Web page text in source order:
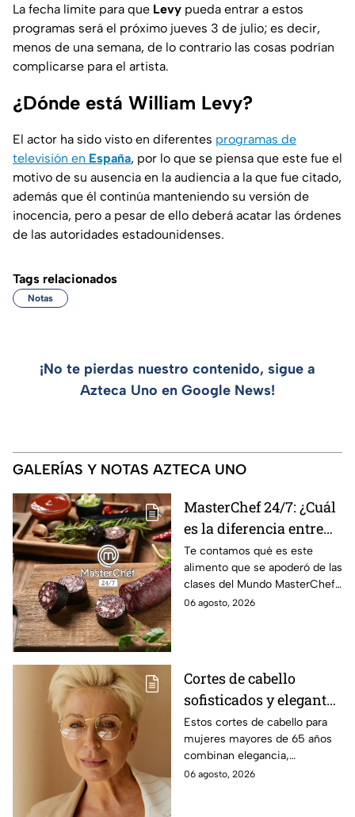
La fecha límite para que Levy pueda entrar a estos
programas será el próximo jueves 3 de julio; es decir,
menos de una semana, de lo contrario las cosas podrían
complicarse para el artista.
¿Dónde está William Levy?
El actor ha sido visto en diferentes programas de
televisión en España, por lo que se piensa que este fue el
motivo de su ausencia en la audiencia a la que fue citado,
además que él continúa manteniendo su versión de
inocencia, pero a pesar de ello deberá acatar las órdenes
de las autoridades estadounidenses.
Tags relacionados
Notas
¡No te pierdas nuestro contenido, sigue a
Azteca Uno en Google News!
GALERÍAS Y NOTAS AZTECA UNO
MasterChef 24/7: ¿Cuál
es la diferencia entre
morcilla y moronga?
Te contamos qué es este
alimento que se apoderó de las
clases del Mundo MasterChef
24/7.
06 agosto, 2026
Cortes de cabello
sofisticados y elegantes
para mujeres mayores
de 65 años
Estos cortes de cabello para
mujeres mayores de 65 años
combinan elegancia,
comodidad y estilo, con
06 agosto, 2026